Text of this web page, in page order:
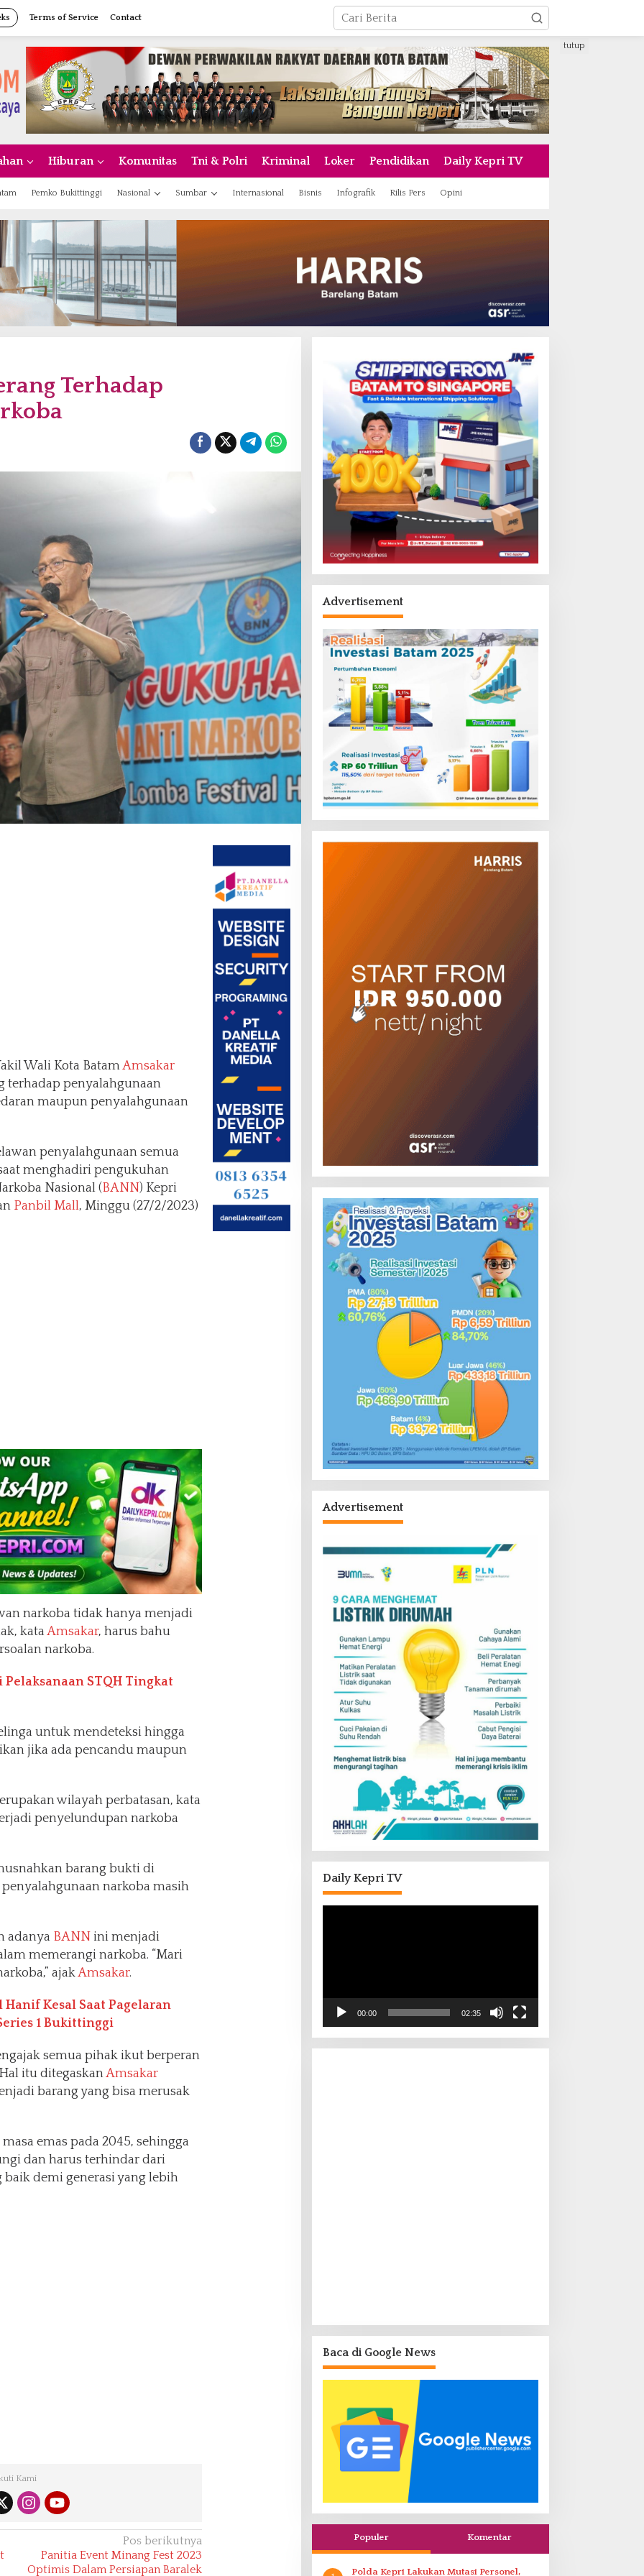
Terms of Service Contact
Hiburan Komunitas Tni & Polri Kriminal Loker Pendidikan Daily Kepri TV
Pemko Bukittinggi Nasional Sumbar Internasional Bisnis Infografik Rilis Pers Opini
tutup
Terhadap
Wali Kota BatamAmsakar
terhadap penyalahgunaan
maupun penyalahgunaan
penyalahgunaan semua
menghadiri pengukuhan
Nasional (BANN) Kepri
Panbil Mall, Minggu (27/2/2023)
narkoba tidak hanya menjadi
kataAmsakar, harus bahu
narkoba.
STQH Tingkat
untuk mendeteksi hingga
jika ada pencandu maupun
wilayah perbatasan, kata
penyelundupan narkoba
barang bukti di
narkoba masih
adanya BANNini menjadi
memerangi narkoba. “Mari
ajakAmsakar.
Kesal Saat Pagelaran
1 Bukittinggi
semua pihak ikut berperan
itu ditegaskanAmsakar
barang yang bisa merusak
emas pada 2045, sehingga
dan harus terhindar dari
demi generasi yang lebih
Kami
Pos berikutnya
Panitia Event Minang Fest 2023
Optimis Dalam Persiapan Baralek
Advertisement
Advertisement
Daily Kepri TV
00:00 02:35
Baca di Google News
Populer Komentar
Polda Kepri Lakukan Mutasi Personel,